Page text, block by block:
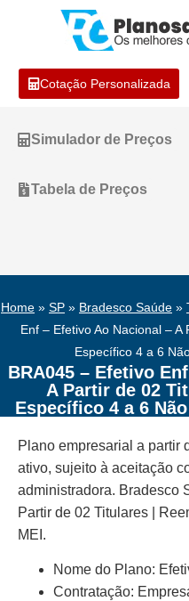
Cotação Personalizada
Simulador de Preços
Tabela de Preços
Home » SP » Bradesco Saúde »
Enf – Efetivo Ao Nacional –
Específico 4 a 6
BRA045 – Efetivo
A Partir de 02
Específico 4 a 6
Plano empresarial a partir
ativo, sujeito à aceitação
administradora. Bradesco
Partir de 02 Titulares |
MEI.
Nome do Plano:
Contratação: